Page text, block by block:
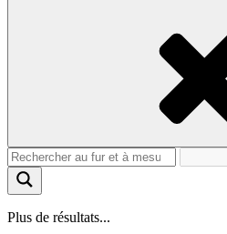
Plus de résultats...